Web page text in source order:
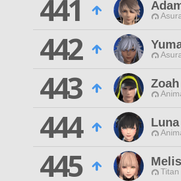
441
442
443
444
445